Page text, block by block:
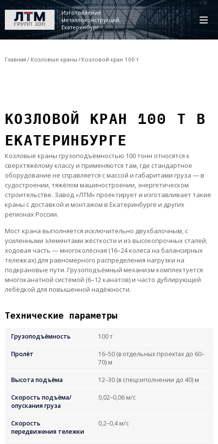
Изготовление
металлоконструкций,
Екатеринбург
Главная Козловые краны Козловой кран 100 т
КОЗЛОВОЙ КРАН 100 Т В
ЕКАТЕРИНБУРГЕ
Козловые краны грузоподъёмностью 100 тонн относятся к
сверхтяжёлому классу и применяются там, где стандартное
оборудование не справляется с массой и габаритами груза — в
судостроении, тяжёлом машиностроении, энергетическом
строительстве. Завод «ЛТМ» проектирует и изготавливает такие
краны с доставкой и монтажом в Екатеринбурге и других
регионах России.
Мост крана выполняется исключительно двухбалочным, с
усиленными элементами жёсткости и из высокопрочных сталей;
ходовая часть — многоколёсная (16–24 колеса на балансирных
тележках) для равномерного распределения нагрузки на
подкрановые пути. Грузоподъёмный механизм комплектуется
многоканатной системой (6–12 канатов) и часто дублирующей
лебёдкой для повышенной надёжности.
Технические параметры
Грузоподъёмность 100 т
Пролёт
16–50 (в отдельных проектах до 60–
70) м
Высота подъёма 12–30 (в спецсиполнении до 40) м
Скорость подъёма/
опускания груза
0,02–0,06 м/с
Скорость
передвижения тележки
0,2–0,4 м/с